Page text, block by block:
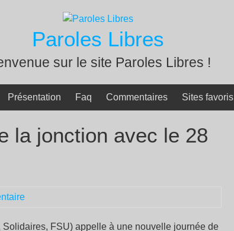
Paroles Libres
sur le site Paroles Libres !
Présentation Faq Commentaires Sites favoris
la jonction avec le 28
Solidaires, FSU) appelle à une nouvelle journée de